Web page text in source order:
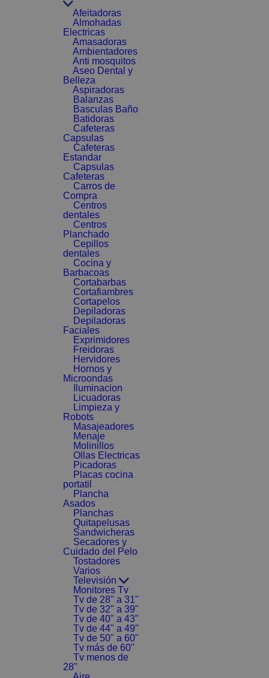
Afeitadoras
Almohadas
Electricas
Amasadoras
Ambientadores
Anti mosquitos
Aseo Dental y
Belleza
Aspiradoras
Balanzas
Basculas Baño
Batidoras
Cafeteras
Capsulas
Cafeteras
Estandar
Capsulas
Cafeteras
Carros de
Compra
Centros
dentales
Centros
Planchado
Cepillos
dentales
Cocina y
Barbacoas
Cortabarbas
Cortafiambres
Cortapelos
Depiladoras
Depiladoras
Faciales
Exprimidores
Freidoras
Hervidores
Hornos y
Microondas
Iluminacion
Licuadoras
Limpieza y
Robots
Masajeadores
Menaje
Molinillos
Ollas Electricas
Picadoras
Placas cocina
portatil
Plancha
Asados
Planchas
Quitapelusas
Sandwicheras
Secadores y
Cuidado del Pelo
Tostadores
Varios
Televisión
Monitores Tv
Tv de 28" a 31"
Tv de 32" a 39"
Tv de 40" a 43"
Tv de 44" a 49"
Tv de 50" a 60"
Tv más de 60"
Tv menos de
28"